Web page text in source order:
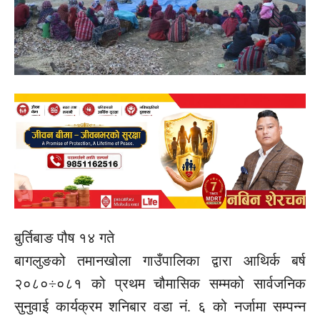
बुर्तिबाङ पौष १४ गते
बागलुङको तमानखोला गाउँपालिका द्वारा आथिर्क बर्ष
२०८०÷०८१ को प्रथम चौमासिक सम्मको सार्वजनिक
सुनुवाई कार्यक्रम शनिबार वडा नं. ६ को नर्जामा सम्पन्न